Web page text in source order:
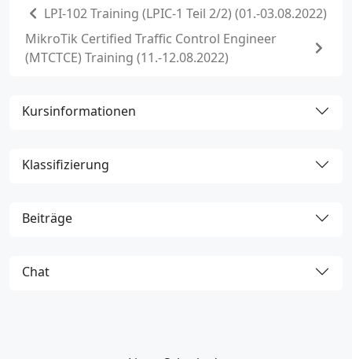
LPI-102 Training (LPIC-1 Teil 2/2) (01.-03.08.2022)
MikroTik Certified Traffic Control Engineer
(MTCTCE) Training (11.-12.08.2022)
Kursinformationen
Klassifizierung
Beiträge
Chat